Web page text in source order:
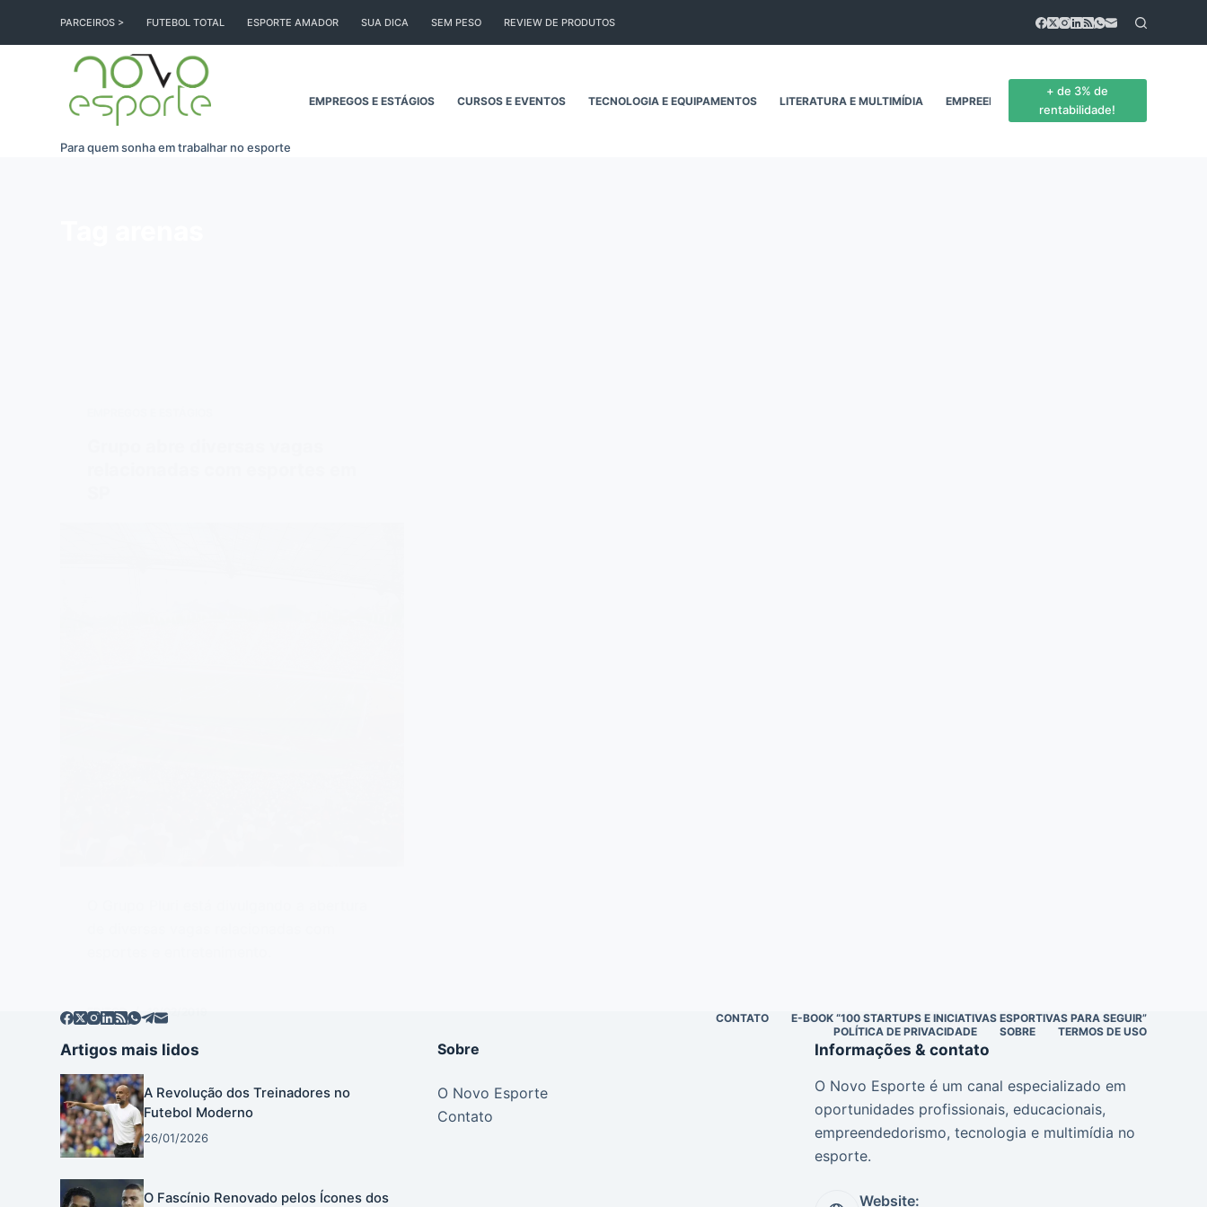
PARCEIROS > FUTEBOL TOTAL ESPORTE AMADOR SUA DICA SEM PESO REVIEW DE PRODUTOS
Para quem sonha em trabalhar no esporte
EMPREGOS E ESTÁGIOS CURSOS E EVENTOS TECNOLOGIA E EQUIPAMENTOS LITERATURA E MULTIMÍDIA EMPREENDEDORISMO
+ de 3% de
rentabilidade!
EDITOR 12/02/2019 CONTATO
E-BOOK “100 STARTUPS E INICIATIVAS ESPORTIVAS PARA SEGUIR”
POLÍTICA DE PRIVACIDADE
SOBRE TERMOS DE USO
Artigos mais lidos
A Revolução dos Treinadores no
Futebol Moderno
26/01/2026
O Fascínio Renovado pelos Ícones dos
Sobre
O Novo Esporte
Contato
Informações & contato
O Novo Esporte é um canal especializado em
oportunidades profissionais, educacionais,
empreendedorismo, tecnologia e multimídia no
esporte.
Website: